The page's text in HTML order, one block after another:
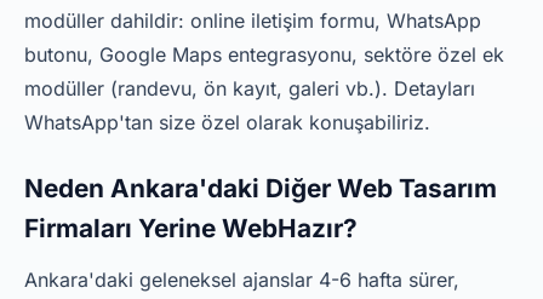
modüller dahildir: online iletişim formu, WhatsApp
butonu, Google Maps entegrasyonu, sektöre özel ek
modüller (randevu, ön kayıt, galeri vb.). Detayları
WhatsApp'tan size özel olarak konuşabiliriz.
Neden Ankara'daki Diğer Web Tasarım
Firmaları Yerine WebHazır?
Ankara'daki geleneksel ajanslar 4-6 hafta sürer,